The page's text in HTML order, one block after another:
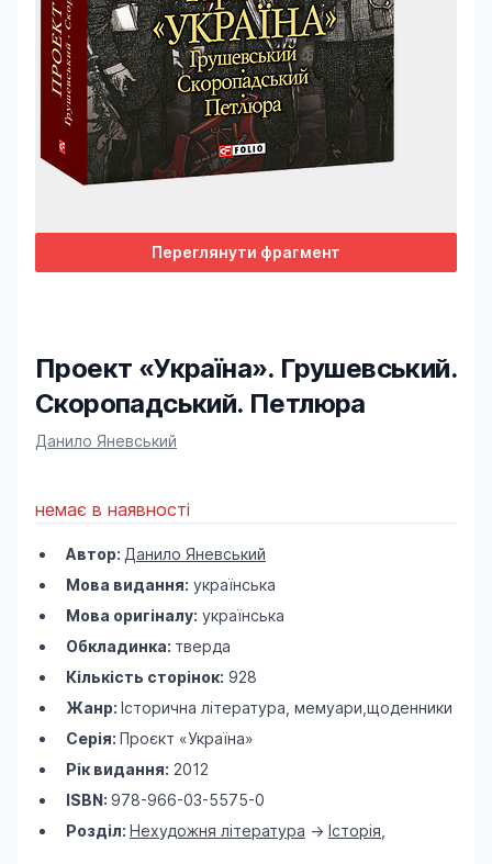
Переглянути фрагмент
Проект «Україна». Грушевський.
Скоропадський. Петлюра
Product information
Данило Яневський
немає в наявності
Автор: Данило Яневський
Мова видання: українська
Мова оригіналу: українська
Обкладинка: тверда
Кількість сторінок: 928
Жанр: Історична література, мемуари,щоденники
Серія: Проєкт «Україна»
Рік видання: 2012
ISBN: 978-966-03-5575-0
Розділ: Нехудожня література -> Історія